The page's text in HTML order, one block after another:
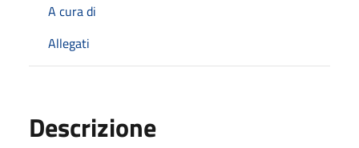
A cura di
Allegati
Descrizione